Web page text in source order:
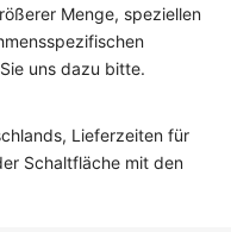
Menge, speziellen
uns dazu bitte.
Lieferzeiten für
Schaltfläche mit den